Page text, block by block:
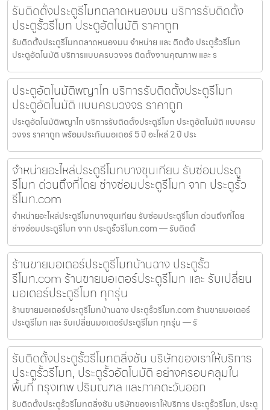
รับติดตั้งประตูรีโมทตลาดหนองมน บริการรับติดตั้ง
ประตูรั้วรีโมท ประตูอัตโนมัติ ราคาถูก
รับติดตั้งประตูรีโมทตลาดหนองมน จำหน่าย และ ติดตั้ง ประตูรั้วรีโมท
ประตูอัตโนมัติ บริการแบบครบวงจร ติดตั้งงานคุณภาพ และ ร
ประตูอัตโนมัติพญาไท บริการรับติดตั้งประตูรีโมท
ประตูอัตโนมัติ แบบครบวงจร ราคาถูก
ประตูอัตโนมัติพญาไท บริการรับติดตั้งประตูรีโมท ประตูอัตโนมัติ แบบครบ
วงจร ราคาถูก พร้อมประกันมอเตอร์ 5 ปี อะไหล่ 2 ปี ประ
จำหน่ายอะไหล่ประตูรีโมทบางขุนเทียน รับซ่อมประตู
รีโมท ด่วนถึงที่โดย ช่างซ่อมประตูรีโมท จาก ประตูรั้ว
รีโมท.com
จำหน่ายอะไหล่ประตูรีโมทบางขุนเทียน รับซ่อมประตูรีโมท ด่วนถึงที่โดย
ช่างซ่อมประตูรีโมท จาก ประตูรั้วรีโมท.com — รับติดตั้
ร้านขายมอเตอร์ประตูรีโมทบ้านฉาง ประตูรั้ว
รีโมท.com ร้านขายมอเตอร์ประตูรีโมท และ รับเปลี่ยน
มอเตอร์ประตูรีโมท ทุกรุ่น
ร้านขายมอเตอร์ประตูรีโมทบ้านฉาง ประตูรั้วรีโมท.com ร้านขายมอเตอร์
ประตูรีโมท และ รับเปลี่ยนมอเตอร์ประตูรีโมท ทุกรุ่น — รั
รับติดตั้งประตูรั้วรีโมทตลิ่งชัน บริษัทของเราให้บริการ
ประตูรั้วรีโมท, ประตูรั้วอัตโนมัติ อย่างครอบคลุมใน
พื้นที่ กรุงเทพ ปริมณฑล และภาคตะวันออก
รับติดตั้งประตูรั้วรีโมทตลิ่งชัน บริษัทของเราให้บริการ ประตูรั้วรีโมท, ประตู